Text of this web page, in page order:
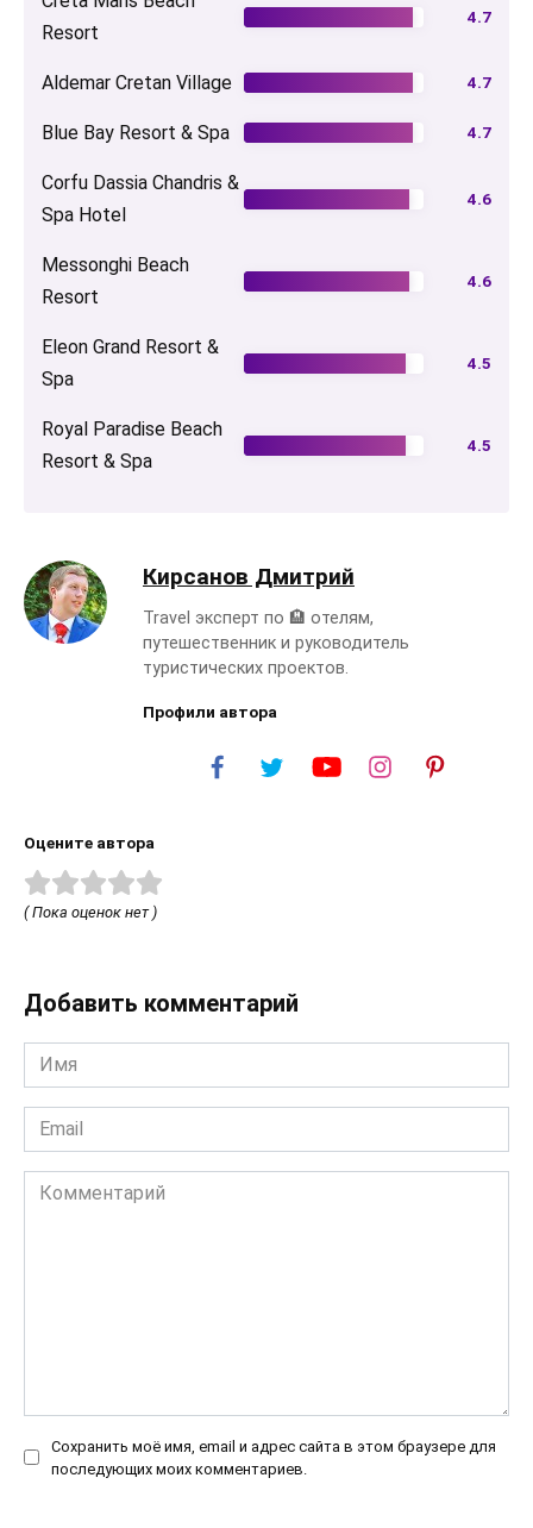
Resort
4.7
Aldemar Cretan Village 4.7
Blue Bay Resort & Spa 4.7
Corfu Dassia Chandris &
Spa Hotel
4.6
Messonghi Beach
Resort
4.6
Eleon Grand Resort &
Spa
4.5
Royal Paradise Beach
Resort & Spa
4.5
Кирсанов Дмитрий
Travel эксперт по 🏨 отелям,
путешественник и руководитель
туристических проектов.
Профили автора
Оцените автора
( Пока оценок нет )
Добавить комментарий
Имя
*
Email
*
Комментарий
Сохранить моё имя, email и адрес сайта в этом браузере для
последующих моих комментариев.